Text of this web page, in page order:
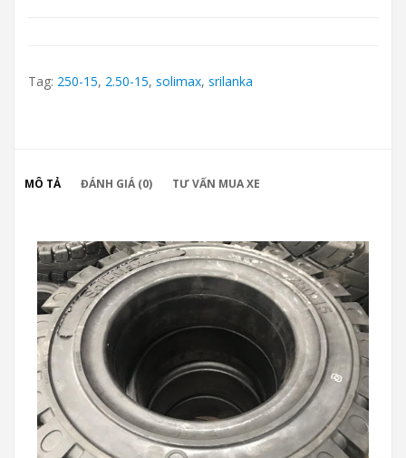
Tag: 250-15, 2.50-15, solimax, srilanka
MÔ TẢ ĐÁNH GIÁ (0) TƯ VẤN MUA XE